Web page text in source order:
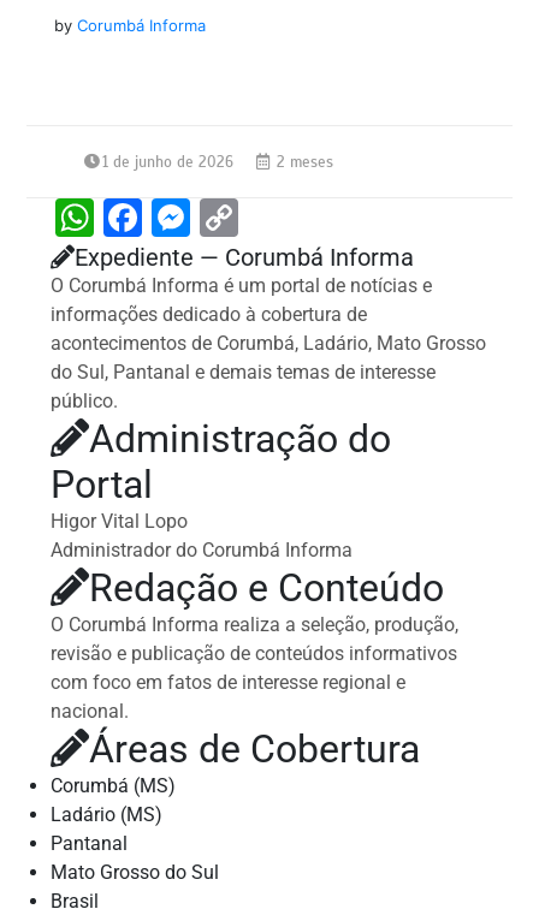
by Corumbá Informa
1 de junho de 2026 2 meses
W
h
at
s
A
p
p
F
a
c
e
b
o
k
M
e
s
s
e
g
o
p
y
Li
k
Expediente — Corumbá Informa
O Corumbá Informa é um portal de notícias e
informações dedicado à cobertura de
acontecimentos de Corumbá, Ladário, Mato Grosso
do Sul, Pantanal e demais temas de interesse
público.
Administração do
Portal
Higor Vital Lopo
Administrador do Corumbá Informa
Redação e Conteúdo
O Corumbá Informa realiza a seleção, produção,
revisão e publicação de conteúdos informativos
com foco em fatos de interesse regional e
nacional.
Áreas de Cobertura
Corumbá (MS)
Ladário (MS)
Pantanal
Mato Grosso do Sul
Brasil